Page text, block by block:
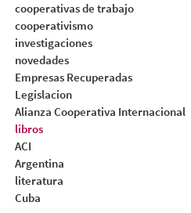
cooperativas de trabajo
cooperativismo
investigaciones
novedades
Empresas Recuperadas
Legislacion
Alianza Cooperativa Internacional
libros
ACI
Argentina
literatura
Cuba